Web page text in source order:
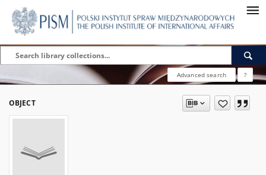
Advanced search ?
OBJECT